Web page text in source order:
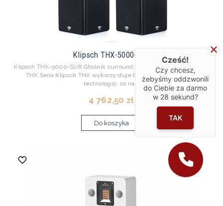
Klipsch THX-5000-SUR
Klipsch THX-5000-SUR Głośnik surround, zastępuje model KS-525-
THX Seria Klipsch THX wykorzystuje tę samą, profesjonalną
technologię, co na...
4 762,50 zł
Do koszyka
Cześć!
Czy chcesz,
żebyśmy oddzwonili
do Ciebie za darmo
w 28 sekund?
TAK